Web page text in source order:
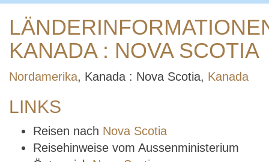
KANADA : NOVA SCOTIA
Nordamerika, Kanada : Nova Scotia, Kanada
LINKS
Reisen nach Nova Scotia
Reisehinweise vom Aussenministerium